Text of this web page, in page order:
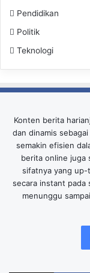
Pendidikan
Politik
Teknologi
Konten berita
dan dinamis
semakin efisien
berita online juga
sifatnya yang up-
secara instant pada
menunggu